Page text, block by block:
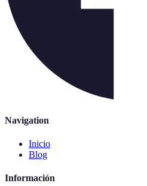
Navigation
Inicio
Blog
Información